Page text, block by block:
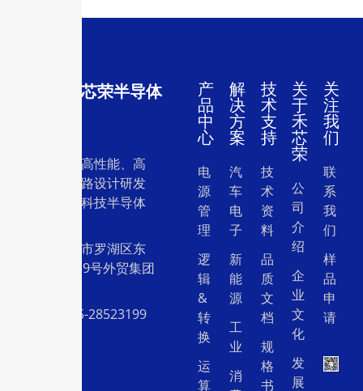
深圳市禾芯荣半导体
一家专注于高性能、高
质量集成电路设计研发
和销售的高科技半导体
地址：深圳市罗湖区东
门中兴路239号外贸集团
电话：0755-28523199
产
品
中
心
电
源
管
理
逻
辑
&
转
换
运
算
解
决
方
案
汽
车
电
子
新
能
源
工
业
消
技
术
支
持
技
术
资
料
品
质
文
档
规
格
书
关
于
禾
芯
荣
公
司
介
绍
企
业
文
化
发
展
关
注
我
们
联
系
我
们
样
品
申
请